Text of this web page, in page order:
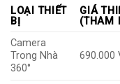
LOẠI THIẾT
BỊ
GIÁ
(THAM
Camera
Trong Nhà
360°
690.000